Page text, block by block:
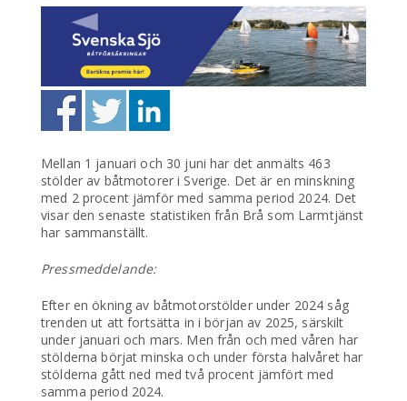
Mellan 1 januari och 30 juni har det anmälts 463
stölder av båtmotorer i Sverige. Det är en minskning
med 2 procent jämför med samma period 2024. Det
visar den senaste statistiken från Brå som Larmtjänst
har sammanställt.
Pressmeddelande:
Efter en ökning av båtmotorstölder under 2024 såg
trenden ut att fortsätta in i början av 2025, särskilt
under januari och mars. Men från och med våren har
stölderna börjat minska och under första halvåret har
stölderna gått ned med två procent jämfört med
samma period 2024.